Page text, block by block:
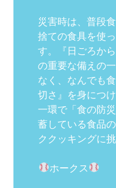
災害時は、普段
捨ての食具を使
す。『日ごろか
の重要な備えの
なく、なんでも
切さ』を身につ
一環で「食の防
蓄している食品
ククッキングに
ホークス